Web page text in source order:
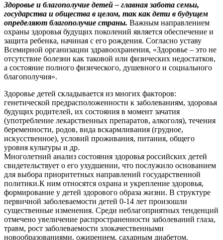
Здоровье и благополучие детей – главная забота семьи,
государства и общества в целом, так как дети в будущем
определяют благополучие страны. Важным направлением
охраны здоровья будущих поколений является обеспечение и
защита ребенка, начиная с его рождения. Согласно уставу
Всемирной организации здравоохранения, «Здоровье – это не
отсутствие болезни как таковой или физических недостатков,
а состояние полного физического, душевного и социального
благополучия».
Здоровье детей складывается из многих факторов:
генетической предрасположенности к заболеваниям, здоровья
будущих родителей, их состояния в момент зачатия
(употребление лекарственных препаратов, алкоголя), течения
беременности, родов, вида вскармливания (грудное,
искусственное), условий проживания, питания, общего
уровня культуры и др.
Многолетний анализ состояния здоровья российских детей
свидетельствует о его ухудшении, что послужило основанием
для выбора приоритетных направлений государственной
политики.К ним относятся охрана и укрепление здоровья,
формирование у детей здорового образа жизни. В структуре
первичной заболеваемости детей 0-14 лет произошли
существенные изменения. Среди неблагоприятных тенденций
отмечено увеличение распространенности заболеваний глаза,
травм, рост заболеваемости злокачественными
новообразованиями, ожирением, сахарным диабетом.